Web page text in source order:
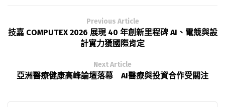
Previous Article
技嘉 COMPUTEX 2026 展現 40 年創新里程碑 AI、電競與設
計實力獲國際肯定
Next Article
亞洲醫療健康高峰論壇落幕 AI醫療與投資合作受關注